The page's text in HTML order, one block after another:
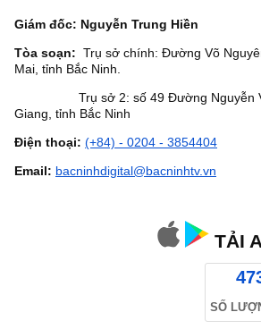
Giám đốc: Nguyễn Trung Hiền
Tòa soạn: Trụ sở chính: Đường Võ
Mai, tỉnh Bắc Ninh.
Trụ sở 2: số 49 Đường Nguyễn
Giang, tỉnh Bắc Ninh
Điện thoại: (+84) - 0204 - 3854404
Email: bacninhdigital@bacninhtv.vn
TẢI
SỐ